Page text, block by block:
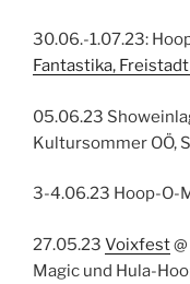
30.06.-1.07.23:
Fantastika, Freistadt
05.06.23
Kultursommer OÖ,
3-4.06.23 Hoop-O-
27.05.23 Voixfest
Magic und Hula-